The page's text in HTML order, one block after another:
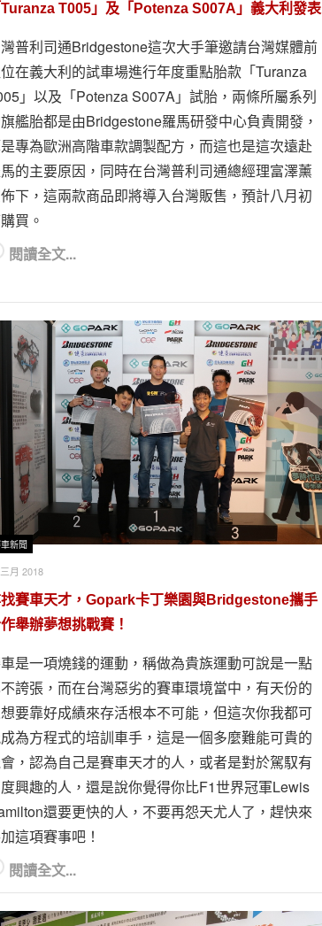
Turanza T005」及「Potenza S007A」義大利發表
普利司通Bridgestone這次大手筆邀請台灣媒體前
在義大利的試車場進行年度重點胎款「Turanza
」以及「Potenza S007A」試胎，兩條所屬系列
艦胎都是由Bridgestone羅馬研發中心負責開發，
專為歐洲高階車款調製配方，而這也是這次遠赴
的主要原因，同時在台灣普利司通總經理富澤薰
下，這兩款商品即將導入台灣販售，預計八月初
買。
閱讀全文...
新聞
月 2018
賽車天才，Gopark卡丁樂園與Bridgestone攜手
舉辦夢想挑戰賽！
是一項燒錢的運動，稱做為貴族運動可說是一點
誇張，而在台灣惡劣的賽車環境當中，有天份的
要靠好成績來存活根本不可能，但這次你我都可
為方程式的培訓車手，這是一個多麼難能可貴的
，認為自己是賽車天才的人，或者是對於駕馭有
興趣的人，還是說你覺得你比F1世界冠軍Lewis
還要更快的人，不要再怨天尤人了，趕快來
這項賽事吧！
閱讀全文...